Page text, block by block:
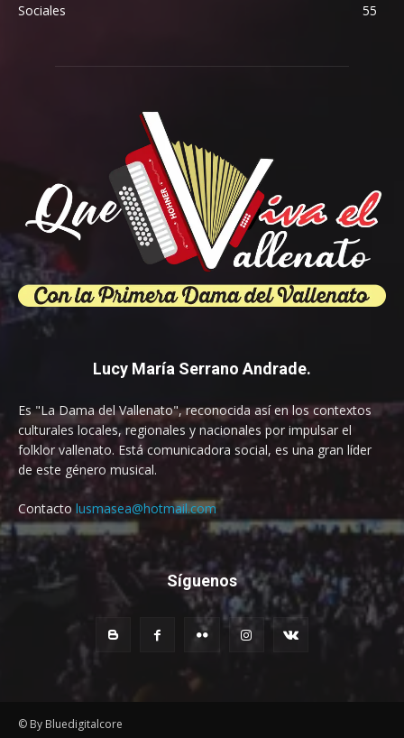
Sociales
55
Lucy María Serrano Andrade.
Es "La Dama del Vallenato", reconocida así en los contextos
culturales locales, regionales y nacionales por impulsar el
folklor vallenato. Está comunicadora social, es una gran líder
de este género musical.
Contacto lusmasea@hotmail.com
Síguenos
© By Bluedigitalcore